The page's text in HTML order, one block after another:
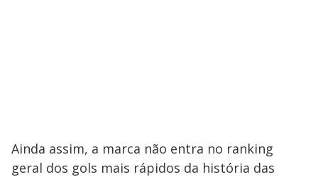
Ainda assim, a marca não entra no ranking
geral dos gols mais rápidos da história das